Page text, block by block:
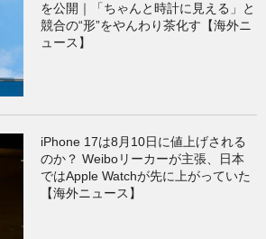
を公開｜「ちゃんと時計に見える」と
競合の“形”をやんわり茶化す【海外ニ
ュース】
iPhone 17は8月10日に値上げされる
のか？ Weiboリーカーが主張、日本
ではApple Watchが先に上がっていた
【海外ニュース】